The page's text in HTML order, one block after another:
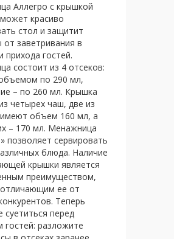
Аллегро с крышкой
красиво
стол и защитит
от заветривания в
прихода гостей.
состоит из 4 отсеков:
по 290 мл,
– по 260 мл. Крышка
четырех чаш, две из
объем 160 мл, а
– 170 мл. Менажница
позволяет сервировать
блюда. Наличие
крышки является
преимуществом,
ее от
Теперь
перед
гостей: разложите